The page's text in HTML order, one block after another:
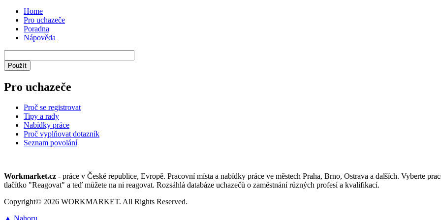
Home
Pro uchazeče
Poradna
Nápověda
Pro uchazeče
Proč se registrovat
Tipy a rady
Nabídky práce
Proč vyplňovat dotazník
Seznam povolání
Workmarket.cz - práce v České republice, Evropě. Pracovní místa a nabídky práce ve městech Praha, Brno, Ostrava a dalších. Vyberte
tlačítko "Reagovat" a teď můžete na ni reagovat. Rozsáhlá databáze uchazečů o zaměstnání různých profesí a kvalifikací.
Copyright© 2026 WORKMARKET. All Rights Reserved.